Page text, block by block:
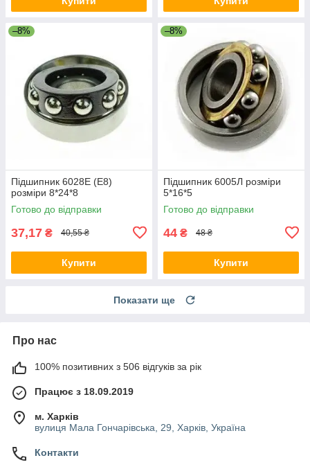
–8%
Підшипник 6028Е (Е8)
розміри 8*24*8
Готово до відправки
37,17 ₴ 40,55 ₴
Купити
–8%
Підшипник 6005Л розміри
5*16*5
Готово до відправки
44 ₴ 48 ₴
Купити
Показати ще
Про нас
100% позитивних з 506 відгуків за рік
Працює з 18.09.2019
м. Харків
вулиця Мала Гончарівська, 29, Харків, Україна
Контакти